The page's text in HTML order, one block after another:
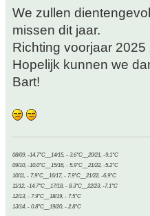
We zullen
missen dit jaar.
Richting voorjaar
Hopelijk kunnen we
Bart!
08/09, -14.7°C__14/15, - 3.6°C__20/21, -9.1°C
09/10, -10.0°C__15/16, - 5.9°C__21/22, -5.2°C
10/11, - 7.9°C__16/17, - 7.9°C__21/22, -6.9°C
11/12, -14.7°C__17/18, - 8.3°C__22/23, -7.1°C
12/13, - 7.9°C__18/19, - 7.5°C
13/14, - 0.8°C__19/20, - 2.8°C